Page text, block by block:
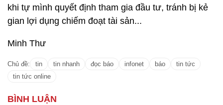
khi tự mình quyết định tham gia đầu tư, tránh bị kẻ
gian lợi dụng chiếm đoạt tài sản...
Minh Thư
Chủ đề: tin tin nhanh đọc báo infonet báo
tin tức
tin tức online